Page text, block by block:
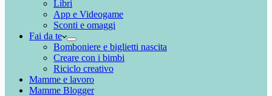
Libri
App e Videogame
Sconti e omaggi
Fai da te
Bomboniere e biglietti nascita
Creare con i bimbi
Riciclo creativo
Mamme e lavoro
Mamme Blogger